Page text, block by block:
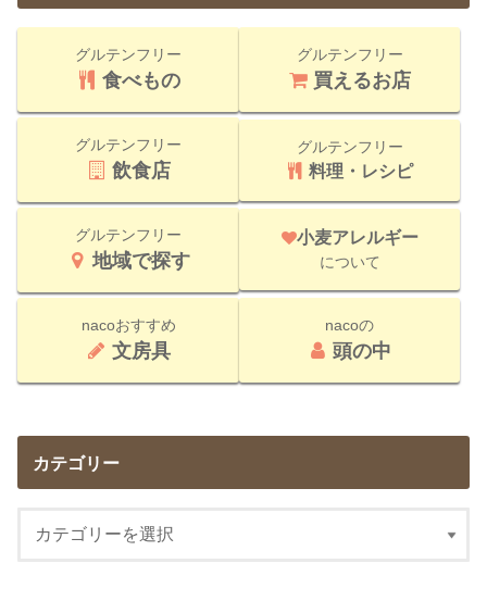
グルテンフリー
食べもの
グルテンフリー
買えるお店
グルテンフリー
飲食店
グルテンフリー
料理・レシピ
グルテンフリー
地域で探す
小麦アレルギー
について
nacoおすすめ
文房具
nacoの
頭の中
カテゴリー